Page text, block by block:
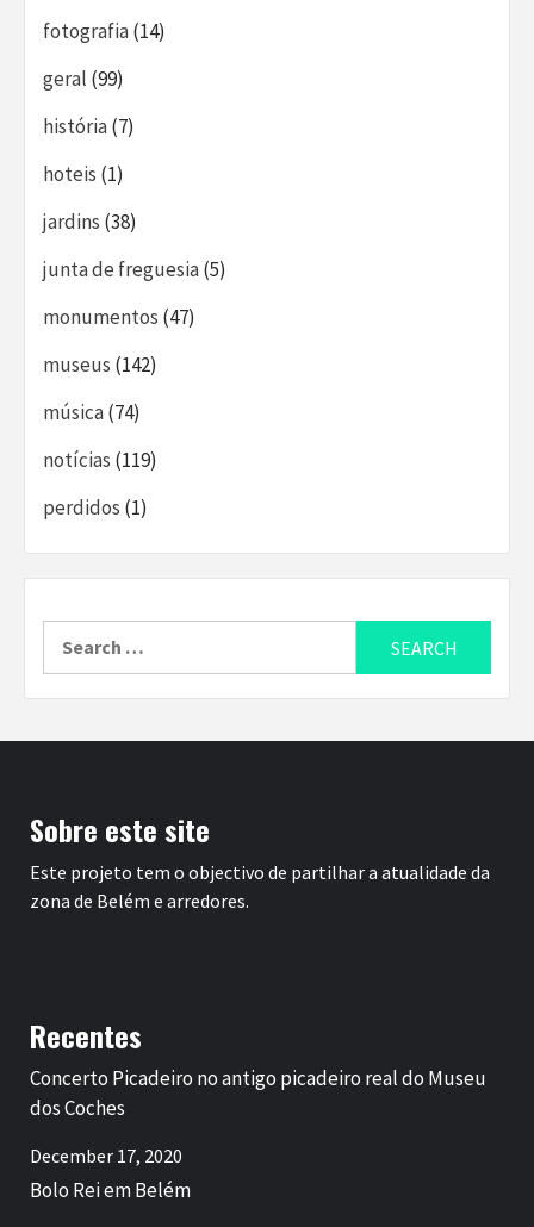
fotografia(14)
geral (99)
história(7)
hoteis (1)
jardins (38)
junta de freguesia(5)
monumentos (47)
museus (142)
música(74)
notícias (119)
perdidos (1)
Sobre este site
Este projeto tem o objectivo de partilhar a atualidade da
zona de Belém e arredores.
Recentes
Concerto Picadeiro no antigo picadeiro real do Museu
dos Coches
December 17, 2020
Bolo Rei em Belém